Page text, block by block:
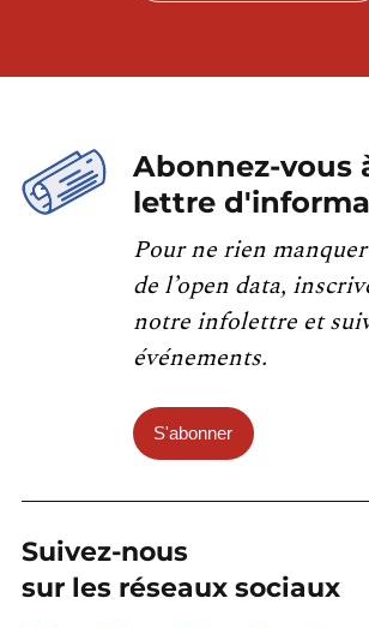
Abonnez-vous
lettre
Pour ne rien
de l’open data,
notre infolettre et
événements.
S'abonner
Suivez-nous
sur les réseaux sociaux